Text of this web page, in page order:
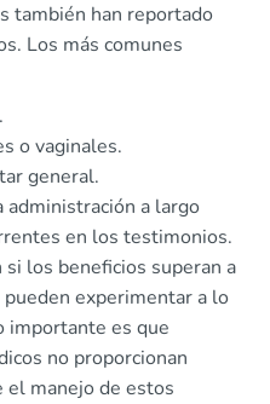
también han reportado
Los más comunes
o vaginales.
general.
administración a largo
en los testimonios.
los beneficios superan a
experimentar a lo
importante es que
no proporcionan
el manejo de estos